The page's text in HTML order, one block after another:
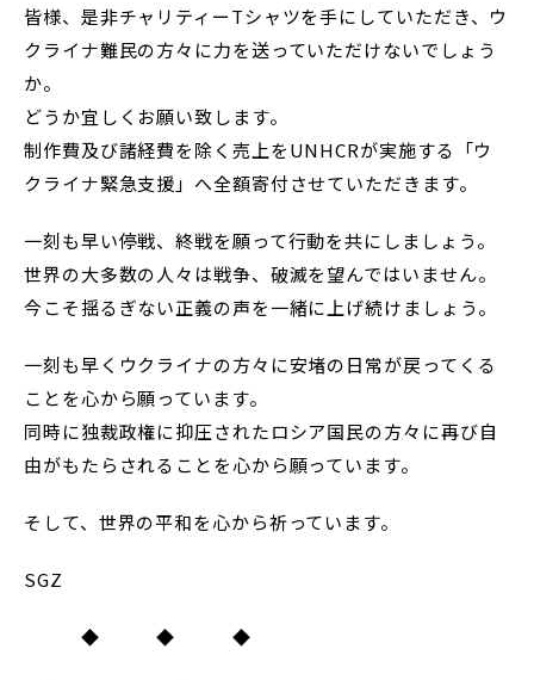
皆様、是非チャリティーTシャツを手にしていただき、ウ
クライナ難民の方々に力を送っていただけないでしょう
か。
どうか宜しくお願い致します。
制作費及び諸経費を除く売上をUNHCRが実施する「ウ
クライナ緊急支援」へ全額寄付させていただきます。
一刻も早い停戦、終戦を願って行動を共にしましょう。
世界の大多数の人々は戦争、破滅を望んではいません。
今こそ揺るぎない正義の声を一緒に上げ続けましょう。
一刻も早くウクライナの方々に安堵の日常が戻ってくる
ことを心から願っています。
同時に独裁政権に抑圧されたロシア国民の方々に再び自
由がもたらされることを心から願っています。
そして、世界の平和を心から祈っています。
SGZ
◆ ◆ ◆